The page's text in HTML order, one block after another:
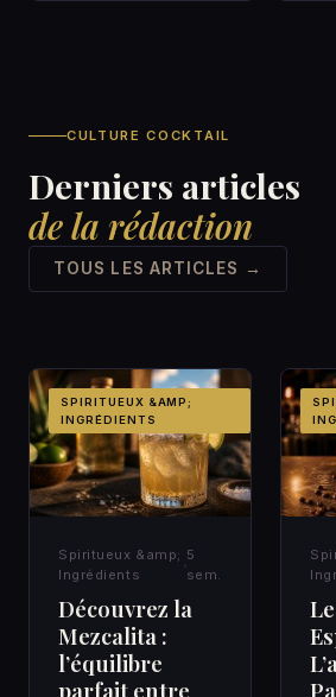
CULTURE COCKTAIL
Derniers articles
de la rédaction
TOUS LES ARTICLES →
SPIRITUEUX &AMP;
INGRÉDIENTS
Spiritueux &amp;
Ingrédients
5
sem.
Découvrez la
Mezcalita :
l’équilibre
parfait entre